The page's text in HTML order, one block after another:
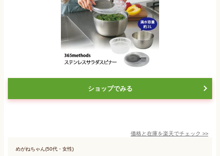
ショップでみる
価格と在庫を楽天でチェック >>
めがねちゃん(50代・女性)